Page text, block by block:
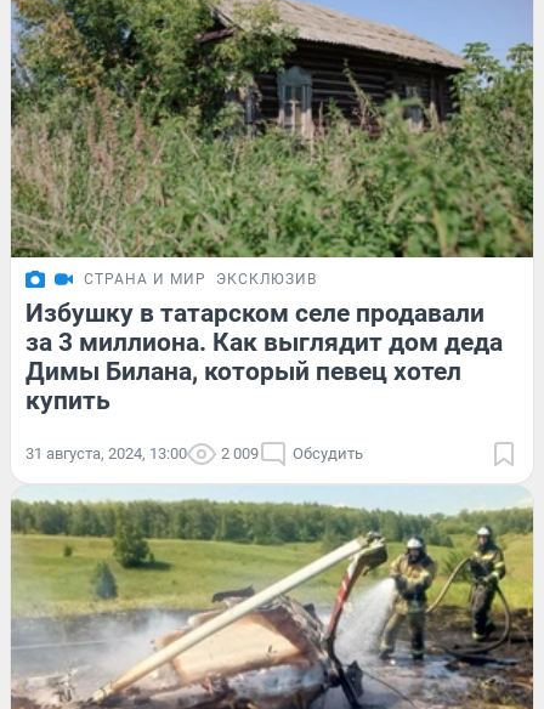
СТРАНА И МИР ЭКСКЛЮЗИВ
Избушку в татарском селе продавали
за 3 миллиона. Как выглядит дом деда
Димы Билана, который певец хотел
купить
31 августа, 2024, 13:00 2 009 Обсудить